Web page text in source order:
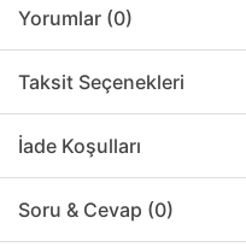
Yorumlar (0)
Taksit Seçenekleri
İade Koşulları
Soru & Cevap (0)